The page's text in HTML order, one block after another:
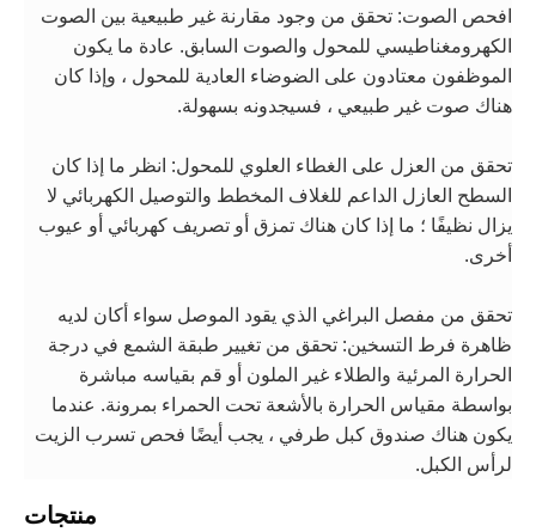
افحص الصوت: تحقق من وجود مقارنة غير طبيعية بين الصوت
الكهرومغناطيسي للمحول والصوت السابق. عادة ما يكون
الموظفون معتادون على الضوضاء العادية للمحول ، وإذا كان
هناك صوت غير طبيعي ، فسيجدونه بسهولة.
تحقق من العزل على الغطاء العلوي للمحول: انظر ما إذا كان
السطح العازل الداعم للغلاف المخطط والتوصيل الكهربائي لا
يزال نظيفًا ؛ ما إذا كان هناك تمزق أو تصريف كهربائي أو عيوب
أخرى.
تحقق من مفصل البراغي الذي يقود الموصل سواء أكان لديه
ظاهرة فرط التسخين: تحقق من تغيير طبقة الشمع في درجة
الحرارة المرئية والطلاء غير الملون أو قم بقياسه مباشرة
بواسطة مقياس الحرارة بالأشعة تحت الحمراء بمرونة. عندما
يكون هناك صندوق كبل طرفي ، يجب أيضًا فحص تسرب الزيت
لرأس الكبل.
منتجات